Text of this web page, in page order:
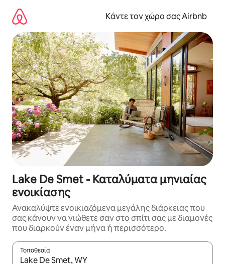
περιεχόμενο
Κάντε τον χώρο σας Airbnb
Lake De Smet - Καταλύματα μηνιαίας
ενοικίασης
Ανακαλύψτε ενοικιαζόμενα μεγάλης διάρκειας που
σας κάνουν να νιώθετε σαν στο σπίτι σας με διαμονές
που διαρκούν έναν μήνα ή περισσότερο.
Τοποθεσία
Όταν τα αποτελέσματα είναι διαθέσιμα, μπορείτε να